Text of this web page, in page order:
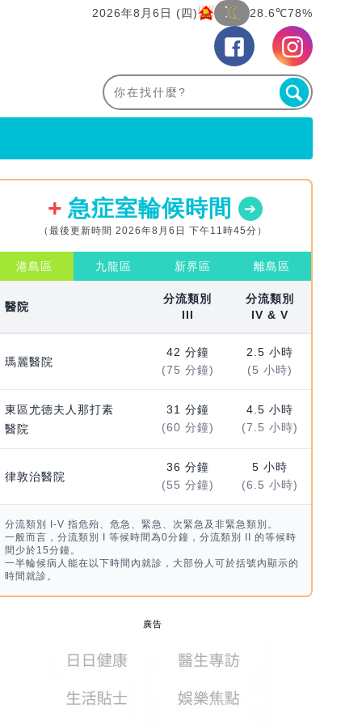
2026年8月6日 (四) 28.6℃78%
急症室輪候時間
（最後更新時間 2026年8月6日 下午11時45分）
港島區 九龍區 新界區 離島區
醫院
分流類別
III
分流類別
IV & V
瑪麗醫院
42 分鐘
(75 分鐘)
2.5 小時
(5 小時)
東區尤德夫人那打素
醫院
31 分鐘
(60 分鐘)
4.5 小時
(7.5 小時)
律敦治醫院
36 分鐘
(55 分鐘)
5 小時
(6.5 小時)
分流類別 I-V 指危殆、危急、緊急、次緊急及非緊急類別。
一般而言，分流類別 I 等候時間為0分鐘，分流類別 II 的等候時
間少於15分鐘。
一半輪候病人能在以下時間內就診，大部份人可於括號內顯示的
時間就診。
廣告